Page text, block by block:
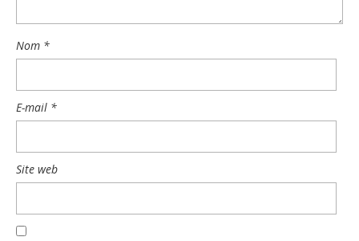
Nom *
E-mail *
Site web